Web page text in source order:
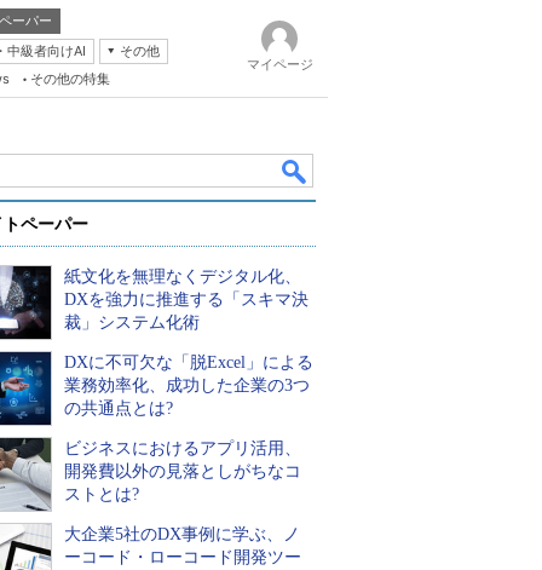
ーパー
中級者向けAI
その他
その他の特集
マイページ
ペーパー
紙文化を無理なくデジタル化、
DXを強力に推進する「スキマ決
裁」システム化術
DXに不可欠な「脱Excel」による
業務効率化、成功した企業の3つ
の共通点とは?
ビジネスにおけるアプリ活用、
開発費以外の見落としがちなコ
ストとは?
大企業5社のDX事例に学ぶ、ノ
ーコード・ローコード開発ツー